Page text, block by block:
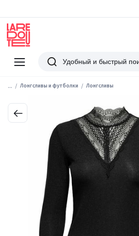
Меню
Redoute
Поиск
... Лонгсливы и футболки Лонгсливы